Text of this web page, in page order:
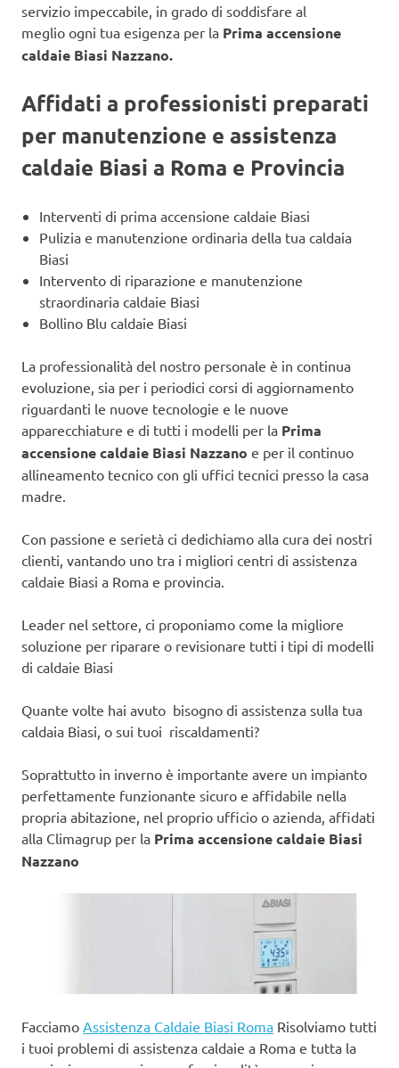
servizio impeccabile, in grado di soddisfare al
meglio ogni tua esigenza per la Prima accensione
caldaie Biasi Nazzano.
Affidati a professionisti preparati
per manutenzione e assistenza
caldaie Biasi a Roma e Provincia
Interventi di prima accensione caldaie Biasi
Pulizia e manutenzione ordinaria della tua caldaia
Biasi
Intervento di riparazione e manutenzione
straordinaria caldaie Biasi
Bollino Blu caldaie Biasi
La professionalità del nostro personale è in continua
evoluzione, sia per i periodici corsi di aggiornamento
riguardanti le nuove tecnologie e le nuove
apparecchiature e di tutti i modelli per la Prima
accensione caldaie Biasi Nazzano e per il continuo
allineamento tecnico con gli uffici tecnici presso la casa
madre.
Con passione e serietà ci dedichiamo alla cura dei nostri
clienti, vantando uno tra i migliori centri di assistenza
caldaie Biasi a Roma e provincia.
Leader nel settore, ci proponiamo come la migliore
soluzione per riparare o revisionare tutti i tipi di modelli
di caldaie Biasi
Quante volte hai avuto bisogno di assistenza sulla tua
caldaia Biasi, o sui tuoi riscaldamenti?
Soprattutto in inverno è importante avere un impianto
perfettamente funzionante sicuro e affidabile nella
propria abitazione, nel proprio ufficio o azienda, affidati
alla Climagrup per la Prima accensione caldaie Biasi
Nazzano
Facciamo Assistenza Caldaie Biasi Roma Risolviamo tutti
i tuoi problemi di assistenza caldaie a Roma e tutta la